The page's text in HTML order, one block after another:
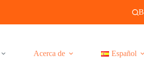
Acerca de Español